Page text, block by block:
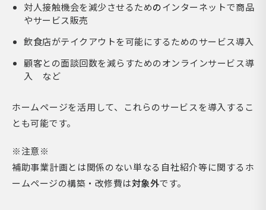
対人接触機会を減少させるためのインターネットで商品
やサービス販売
飲食店がテイクアウトを可能にするためのサービス導入
顧客との面談回数を減らすためのオンラインサービス導
入 など
ホームページを活用して、これらのサービスを導入するこ
とも可能です。
※注意※
補助事業計画とは関係のない単なる自社紹介等に関するホ
ームページの構築・改修費は対象外です。